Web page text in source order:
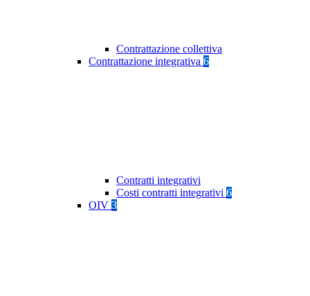
Contrattazione collettiva
Contrattazione integrativa 6
Contratti integrativi
Costi contratti integrativi 6
OIV 3